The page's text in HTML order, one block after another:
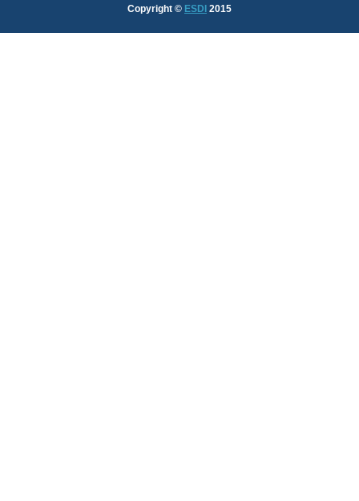
Copyright © ESDI 2015